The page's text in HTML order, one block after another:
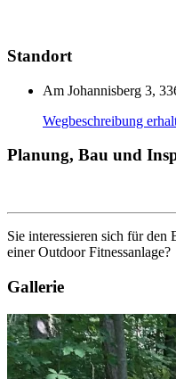
Standort
Am Johannisberg 3,
Wegbeschreibung
Planung, Bau und
Sie interessieren sich für
einer Outdoor
Gallerie